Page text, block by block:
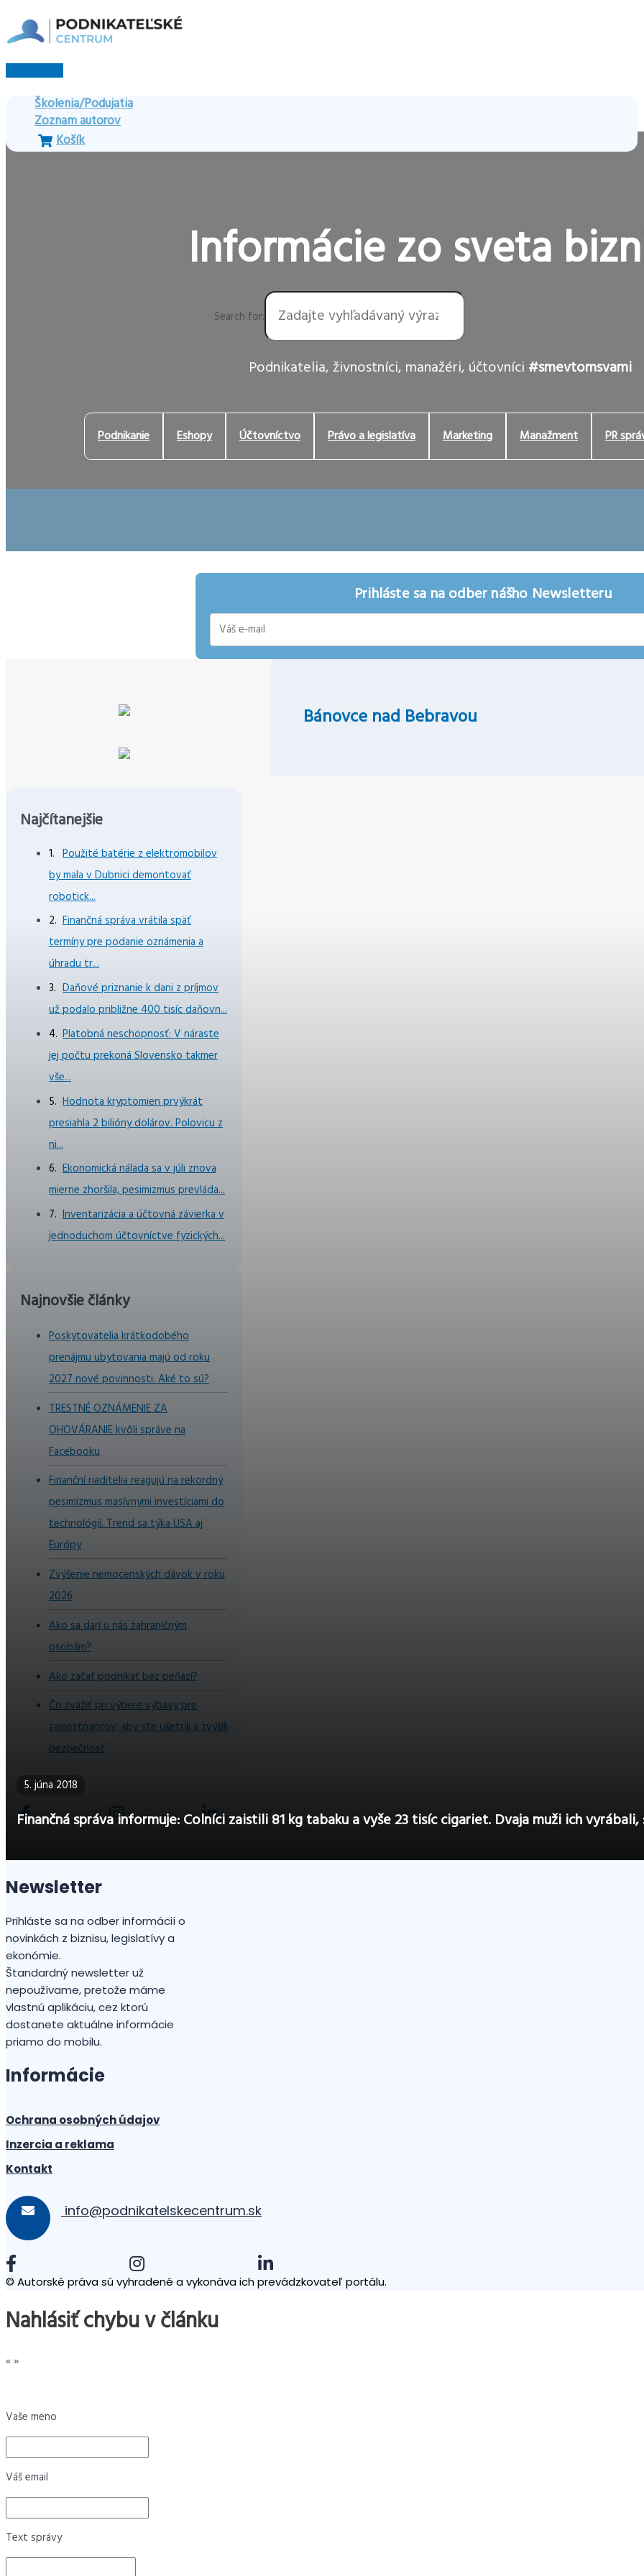
na
obsah
Hlavné
Školenia/Podujatia
Zoznam autorov
Košík
Informácie zo sveta
Search for:
Podnikatelia, živnostníci, manažéri, účtovníci #smevtomsvami
Podnikanie Eshopy Účtovníctvo Právo a legislatíva Marketing Manažment PR
Prihláste sa na odber nášho Newsletteru
Najčítanejšie
Použité batérie z elektromobilov
by mala v Dubnici demontovať
robotick...
Finančná správa vrátila späť
termíny pre podanie oznámenia a
úhradu tr...
Daňové priznanie k dani z príjmov
už podalo približne 400 tisíc daňovn...
Platobná neschopnosť: V náraste
jej počtu prekoná Slovensko takmer
vše...
Hodnota kryptomien prvýkrát
presiahla 2 bilióny dolárov. Polovicu z
ni...
Ekonomická nálada sa v júli znova
mierne zhoršila, pesimizmus prevláda...
Inventarizácia a účtovná závierka v
jednoduchom účtovníctve fyzických...
Najnovšie články
Poskytovatelia krátkodobého
prenájmu ubytovania majú od roku
2027 nové povinnosti. Aké to sú?
TRESTNÉ OZNÁMENIE ZA
OHOVÁRANIE kvôli správe na
Facebooku
Finanční riaditelia reagujú na rekordný
pesimizmus masívnymi investíciami do
technológií. Trend sa týka USA aj
Európy
Zvýšenie nemocenských dávok v roku
2026
Ako sa darí u nás zahraničným
osobám?
Ako začať podnikať bez peňazí?
Čo zvážiť pri výbere výbavy pre
zamestnancov, aby ste ušetrili a zvýšili
bezpečnosť
Bánovce nad Bebravou
5. júna 2018
Finančná správa informuje: Colníci zaistili 81 kg tabaku a vyše 23 tisíc cigariet. Dvaja muži ich
Newsletter
Prihláste sa na odber informácií o
novinkách z biznisu, legislatívy a
ekonómie.
Štandardný newsletter už
nepoužívame, pretože máme
vlastnú aplikáciu, cez ktorú
dostanete aktuálne informácie
priamo do mobilu.
Informácie
Ochrana osobných údajov
Inzercia a reklama
Kontakt
info@podnikatelskecentrum.sk
© Autorské práva sú vyhradené a vykonáva ich prevádzkovateľ portálu.
Nahlásiť chybu v článku
«»
Vaše meno
Váš email
Text správy